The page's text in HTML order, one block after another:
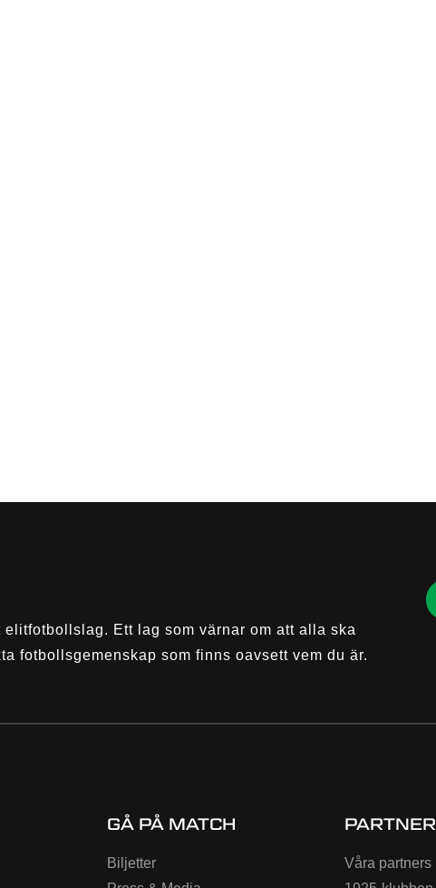
Ett lag som värnar om att alla ska
fotbollsgemenskap som finns oavsett vem du är.
GÅ PÅ MATCH
Biljetter
PARTNER
Våra partners